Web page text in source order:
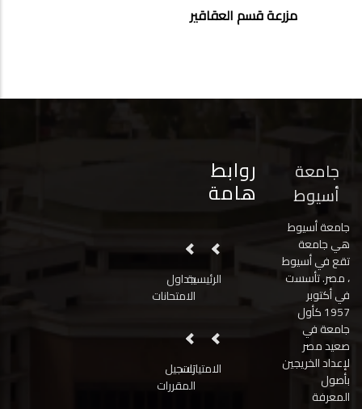
مزرعة قسم العقاقير
جامعة
أسيوط
جامعة أسيوط
هي جامعة
تقع في أسيوط
، مصر. تأسست
في أكتوبر
1957 كأول
جامعة في
صعيد مصر
لإعداد الخريجين
بأصول
المعرفة
روابط
هامة
الرئيسيةجداول
الامتحانات
الامتيازاتتسجيل
المقررات